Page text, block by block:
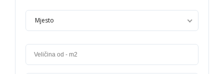
Mjesto